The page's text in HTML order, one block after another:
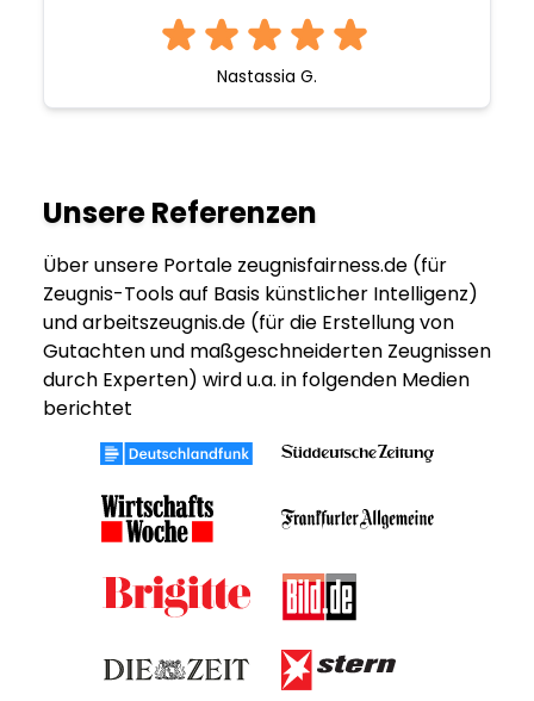
Nastassia G.
Unsere Referenzen
Über unsere Portale zeugnisfairness.de (für
Zeugnis-Tools auf Basis künstlicher Intelligenz)
und arbeitszeugnis.de (für die Erstellung von
Gutachten und maßgeschneiderten Zeugnissen
durch Experten) wird u.a. in folgenden Medien
berichtet